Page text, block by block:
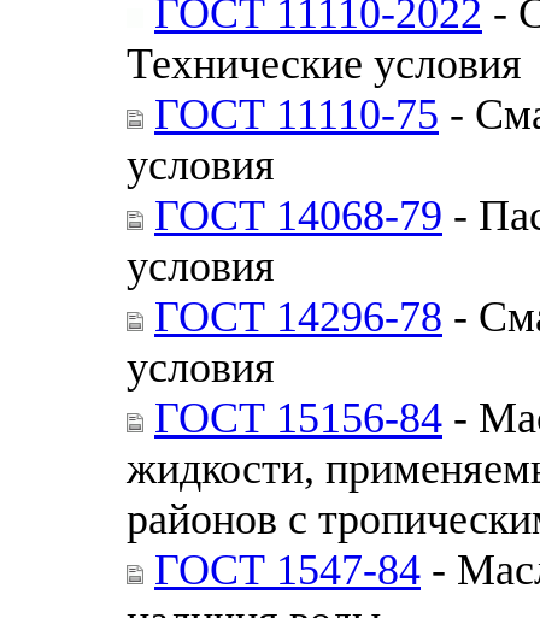
ГОСТ 11110-2022 -
Технические условия
ГОСТ 11110-75 -
условия
ГОСТ 14068-79 -
условия
ГОСТ 14296-78 -
условия
ГОСТ 15156-84 -
жидкости,
районов с
ГОСТ 1547-84 -